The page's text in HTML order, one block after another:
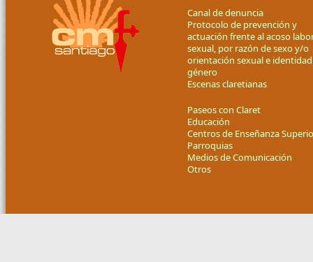
Canal de denuncia
Protocolo de prevención y
actuación frente al acoso
sexual, por razón de sexo y/o
orientación sexual e
género
Escenas claretianas
Paseos con Claret
Educación
Centros de Enseñanza
Parroquias
Medios de Comunicación
Otros